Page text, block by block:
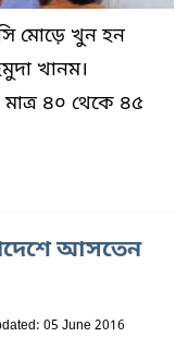
মোড়ে খুন হন
খানম।
৪০ থেকে ৪৫
আসতেন
05 June 2016